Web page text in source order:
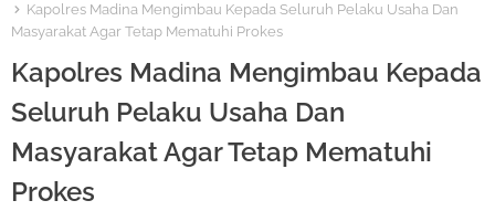
Kapolres Madina Mengimbau Kepada Seluruh Pelaku Usaha Dan
Masyarakat Agar Tetap Mematuhi Prokes
Kapolres Madina Mengimbau Kepada
Seluruh Pelaku Usaha Dan
Masyarakat Agar Tetap Mematuhi
Prokes